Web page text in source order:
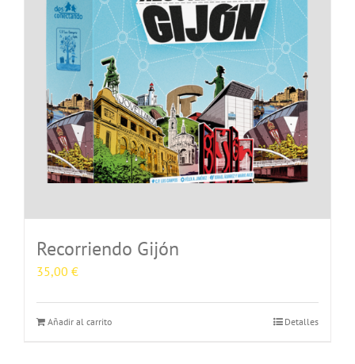
Recorriendo Gijón
35,00 €
Añadir al carrito Detalles